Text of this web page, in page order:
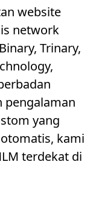
website
network
Trinary,
pengalaman
yang
kami
terdekat di